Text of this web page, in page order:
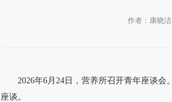
作者：康晓
2026年6月24日，营养所召开青年座谈
座谈。